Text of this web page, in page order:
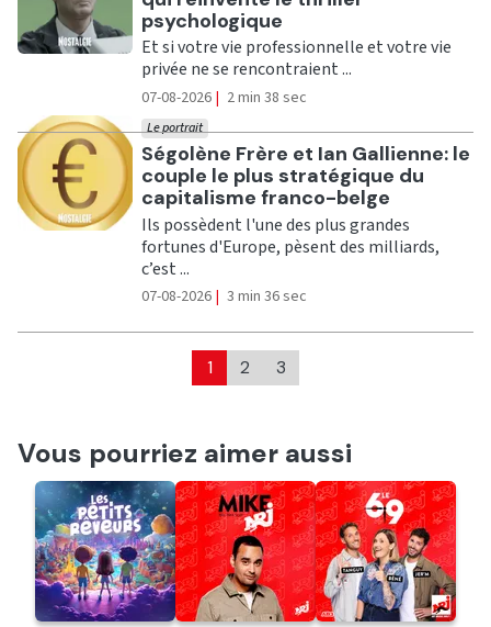
psychologique
Et si votre vie professionnelle et votre vie
privée ne se rencontraient ...
07-08-2026 | 2 min 38 sec
Ecouter
Ségolène Frère et Ian Gallienne: le
couple le plus stratégique du
capitalisme franco-belge
Le portrait
Ils possèdent l'une des plus grandes
fortunes d'Europe, pèsent des milliards,
c’est ...
07-08-2026 | 3 min 36 sec
1 2 3
Vous pourriez aimer aussi